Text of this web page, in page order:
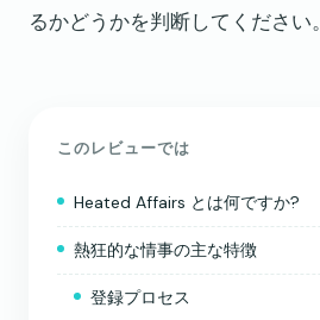
るかどうかを判断してください。
このレビューでは
Heated Affairs とは何ですか?
熱狂的な情事の主な特徴
登録プロセス